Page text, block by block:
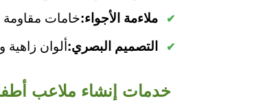
ملاءمة الأجواء:خامات مقاومة
التصميم البصري:ألوان
خدمات إنشاء ملاعب